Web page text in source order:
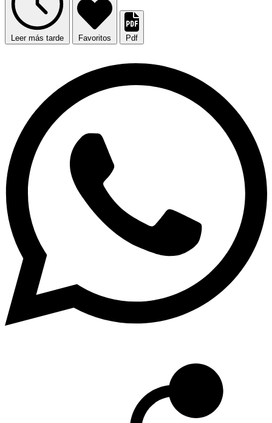
Leer más tarde Favoritos Pdf